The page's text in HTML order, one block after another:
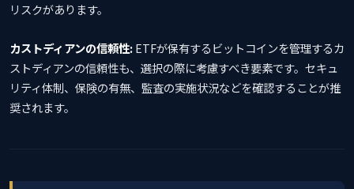
リスクがあります。
カストディアンの信頼性:ETFが保有するビットコインを管理するカ
ストディアンの信頼性も、選択の際に考慮すべき要素です。セキュ
リティ体制、保険の有無、監査の実施状況などを確認することが推
奨されます。